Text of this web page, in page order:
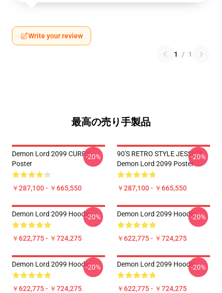
Write your review
1 / 1
最高の売り手製品
Demon Lord 2099 CURRY
Poster
￥287,100 - ￥665,550
-20%
90'S RETRO STYLE JESSICA
Demon Lord 2099 Poster
￥287,100 - ￥665,550
-20%
Demon Lord 2099 Hoodie
￥622,775 - ￥724,275
-20% Demon Lord 2099 Hoodie
￥622,775 - ￥724,275
-20%
Demon Lord 2099 Hoodie
￥622,775 - ￥724,275
-20% Demon Lord 2099 Hoodie
￥622,775 - ￥724,275
-20%